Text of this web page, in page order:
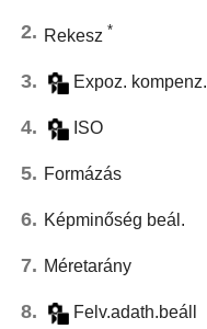
Rekesz *
Expoz. kompenz.
ISO
Formázás
Képminőség beál.
Méretarány
Felv.adath.beáll